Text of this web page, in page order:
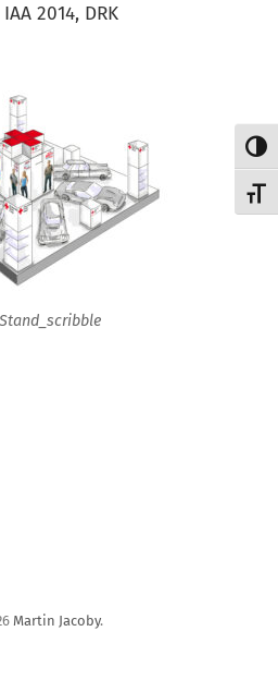
2014, DRK
Martin Jacoby.